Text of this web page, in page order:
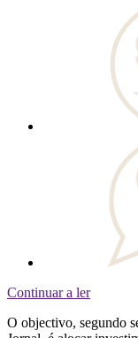
Continuar a ler
O objectivo, segundo